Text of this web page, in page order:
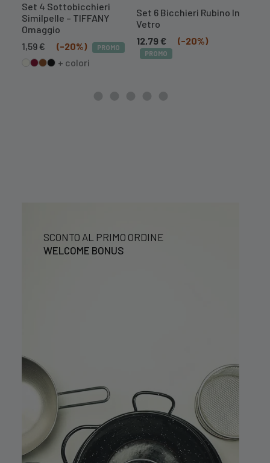
Set 4 Sottobicchieri
Similpelle – TIFFANY
Omaggio
Il
prezzo
originale
1,59€
prezzo
attuale
(-20%) PROMO
+ colori
Set 6 Bicchieri Rubino In
Vetro
12,79 € (-20%)
PROMO
SCONTO AL PRIMO ORDINE
WELCOME BONUS